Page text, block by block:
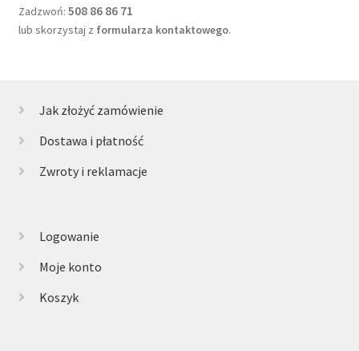
Zadzwoń: 508 86 86 71
lub skorzystaj z formularza kontaktowego.
Jak złożyć zamówienie
Dostawa i płatność
Zwroty i reklamacje
Logowanie
Moje konto
Koszyk